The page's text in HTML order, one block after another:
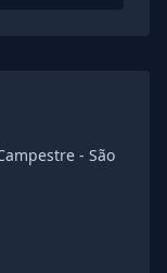
- São